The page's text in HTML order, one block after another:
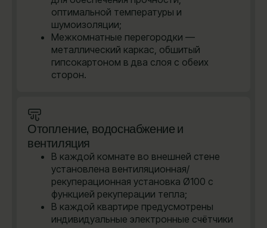
оптимальной температуры и
шумоизоляции;
Межкомнатные перегородки —
металлический каркас, обшитый
гипсокартоном в два слоя с обеих
сторон.
Отопление, водоснабжение и
вентиляция
В каждой комнате во внешней стене
установлена вентиляционная/
рекуперационная установка Ø100 с
функцией рекуперации тепла;
В каждой квартире предусмотрены
индивидуальные электронные счётчики